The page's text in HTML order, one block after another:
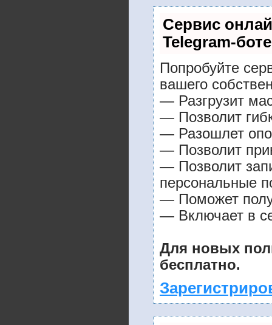
Сервис
Telegram-боте
Попробуйте
вашего
— Разгрузит
— Позволит
— Разошлет
— Позволит
— Позволит
персональные
— Поможет
— Включает в
Для новых
бесплатно.